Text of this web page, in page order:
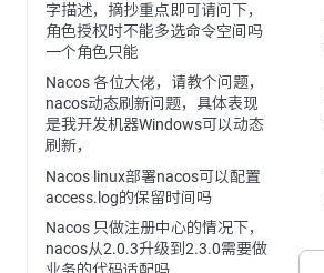
字描述，摘抄重点即可请问下，
角色授权时不能多选命令空间吗
一个角色只能
Nacos 各位大佬，请教个问题，
nacos动态刷新问题，具体表现
是我开发机器Windows可以动态
刷新，
Nacos linux部署nacos可以配置
access.log的保留时间吗
Nacos 只做注册中心的情况下，
nacos从2.0.3升级到2.3.0需要做